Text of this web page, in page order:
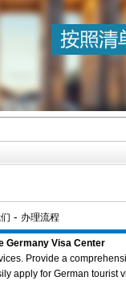
- 办理流程
Germany Visa Center
Provide a
apply for German tourist